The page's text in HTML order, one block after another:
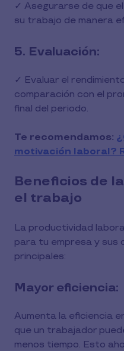
✓ Asegurarse de que
su trabajo de manera
5. Evaluación:
✓ Evaluar el
comparación con el
final del periodo.
Te recomendamos:
motivación laboral?
Beneficios de
el trabajo
La productividad
para tu empresa y sus
principales:
Mayor eficiencia:
Aumenta la eficiencia
que un trabajador
menos tiempo. Esto